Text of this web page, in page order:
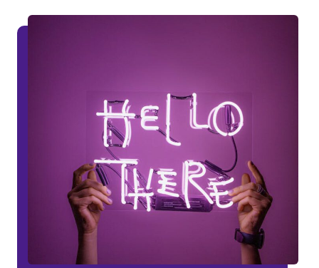
Uitdagingen waar je als scale-up mee te maken krijgt